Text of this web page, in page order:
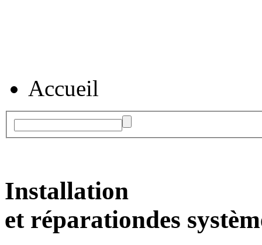
Accueil
Installation
et réparationdes